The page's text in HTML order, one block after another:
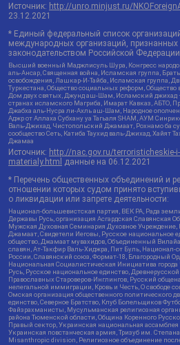
Источник: http://unro.minjust.ru/
23.12.2021
* Единый федеральный список
международных организаций, признанных
законодательством Российской Федерации
Высший военный Маджлисуль Шура, Конгресс
аль-Ансар, Священная война, Исламская группа,
освобождения, Лашкар-И-Тайба, Исламская группа,
Туркестана, Общество социальных реформ, Общество
Дом двух святых, Джунд аш-Шам, Исламский джихад
странах исламского Магриба, Имарат Кавказ, АБТО,
Джабха аль-Нусра ли-Ахль аш-Шам, Народное
Аджр от Аллаха Субхану уа Тагьаля SHAM, АУМ
Валь-Джихад, Чистопольский Джамаат, Рохнамо ба
сообщество Сеть, Катиба Таухид валь-Джихад, Хайят
Джамаа
Источник: http://nac.gov.ru/terroristicheskie-
materialy.html
данные на 06.12.2021
* Перечень общественных объединений и
отношении которых судом принято
о ликвидации или запрете деятельности:
Национал-большевистская партия, ВЕК РА, Рада
Державы Русь, организация Асгардская Славянская
Мужская Духовная Семинария Духовное Учреждение,
Джамаат, Свидетели Иеговы, Русское национальное
общество, Джамаат мувахидов, Объединенный
славян, Ат-Такфир Валь-Хиджра, Пит Буль, Национал-
России, Славянский союз, Формат-18, Благородный
Национальная Социалистическая Инициатива
Русь, Русское национальное единство,
Православных Староверов-Инглингов, Русский
нелегальной иммиграции, Кровь и Честь, О свободе
Омская организация общественного политического
единство, Северное Братство, Клуб Болельщиков
Файзрахманисты, Мусульманская религиозная
района Тюменской области, Община Коренного
Правый сектор, Украинская национальная ассамблея
Украинская повстанческая армия, Тризуб им.
Misanthropic division, Религиозное объединение